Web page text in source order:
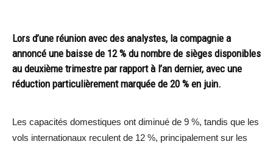
Lors d’une réunion avec des analystes, la compagnie a
annoncé une baisse de 12 % du nombre de sièges disponibles
au deuxième trimestre par rapport à l’an dernier, avec une
réduction particulièrement marquée de 20 % en juin.
Les capacités domestiques ont diminué de 9 %, tandis que les
vols internationaux reculent de 12 %, principalement sur les